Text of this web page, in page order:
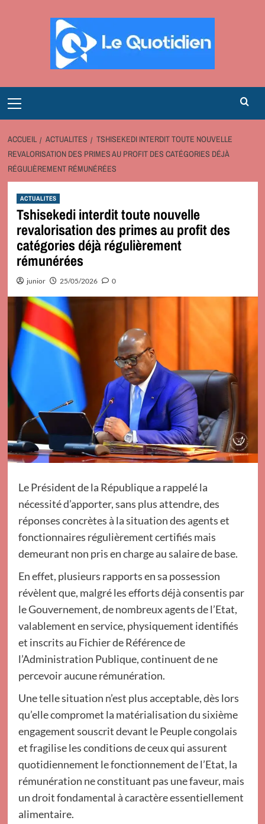
Menu
ACCUEIL ACTUALITES
TSHISEKEDI INTERDIT TOUTE NOUVELLE
REVALORISATION DES PRIMES AU PROFIT DES CATÉGORIES DÉJÀ
RÉGULIÈREMENT RÉMUNÉRÉES
ACTUALITES
Tshisekedi interdit toute nouvelle
revalorisation des primes au profit des
catégories déjà régulièrement
rémunérées
junior 25/05/2026 0
Le Président de la République a rappelé la
nécessité d’apporter, sans plus attendre, des
réponses concrètes à la situation des agents et
fonctionnaires régulièrement certifiés mais
demeurant non pris en charge au salaire de base.
En effet, plusieurs rapports en sa possession
révèlent que, malgré les efforts déjà consentis par
le Gouvernement, de nombreux agents de l’Etat,
valablement en service, physiquement identifiés
et inscrits au Fichier de Référence de
l’Administration Publique, continuent de ne
percevoir aucune rémunération.
Une telle situation n’est plus acceptable, dès lors
qu’elle compromet la matérialisation du sixième
engagement souscrit devant le Peuple congolais
et fragilise les conditions de ceux qui assurent
quotidiennement le fonctionnement de l’Etat, la
rémunération ne constituant pas une faveur, mais
un droit fondamental à caractère essentiellement
alimentaire.